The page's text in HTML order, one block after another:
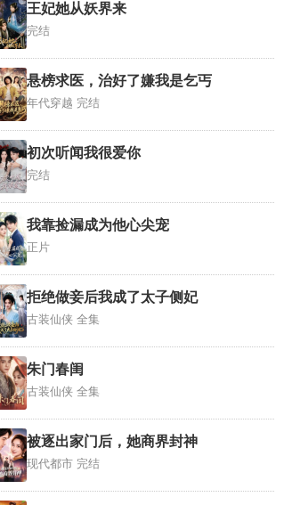
王妃她从妖界来
完结
悬榜求医，治好了嫌我是乞丐
年代穿越 完结
初次听闻我很爱你
完结
我靠捡漏成为他心尖宠
正片
拒绝做妾后我成了太子侧妃
古装仙侠 全集
朱门春闺
古装仙侠 全集
被逐出家门后，她商界封神
现代都市 完结